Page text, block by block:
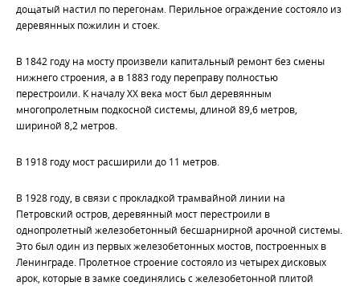
дощатый настил по перегонам. Перильное ограждение состояло из
деревянных пожилин и стоек.
В 1842 году на мосту произвели капитальный ремонт без смены
нижнего строения, а в 1883 году переправу полностью
перестроили. К началу XX века мост был деревянным
многопролетным подкосной системы, длиной 89,6 метров,
шириной 8,2 метров.
В 1918 году мост расширили до 11 метров.
В 1928 году, в связи с прокладкой трамвайной линии на
Петровский остров, деревянный мост перестроили в
однопролетный железобетонный бесшарнирной арочной системы.
Это был один из первых железобетонных мостов, построенных в
Ленинграде. Пролетное строение состояло из четырех дисковых
арок, которые в замке соединялись с железобетонной плитой